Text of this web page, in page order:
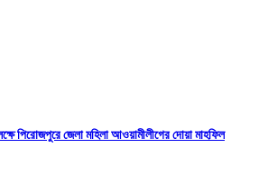
পিরোজপুরে জেলা মহিলা আওয়ামীলীগের দোয়া মাহফিল